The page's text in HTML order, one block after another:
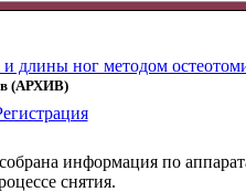
длины ног методом
(АРХИВ)
информация по
снятия.